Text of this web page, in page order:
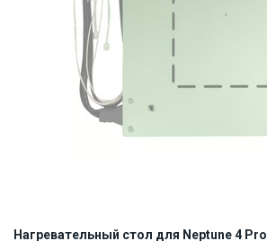
Нагревательный стол для Neptune 4 Pro